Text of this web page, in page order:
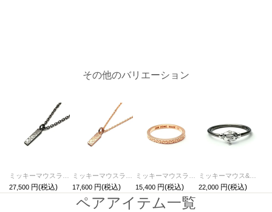
その他のバリエーション
27,500
17,600
15,400
ミッキーマウス&ミニーマウスシェイクハンドリング-ブラック/指輪
22,000
ペアアイテム一覧